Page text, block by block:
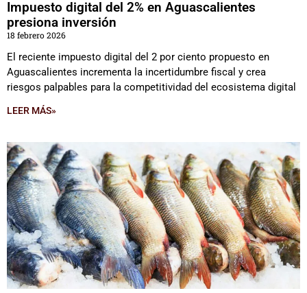
Impuesto digital del 2% en Aguascalientes
presiona inversión
18 febrero 2026
El reciente impuesto digital del 2 por ciento propuesto en
Aguascalientes incrementa la incertidumbre fiscal y crea
riesgos palpables para la competitividad del ecosistema digital
LEER MÁS»